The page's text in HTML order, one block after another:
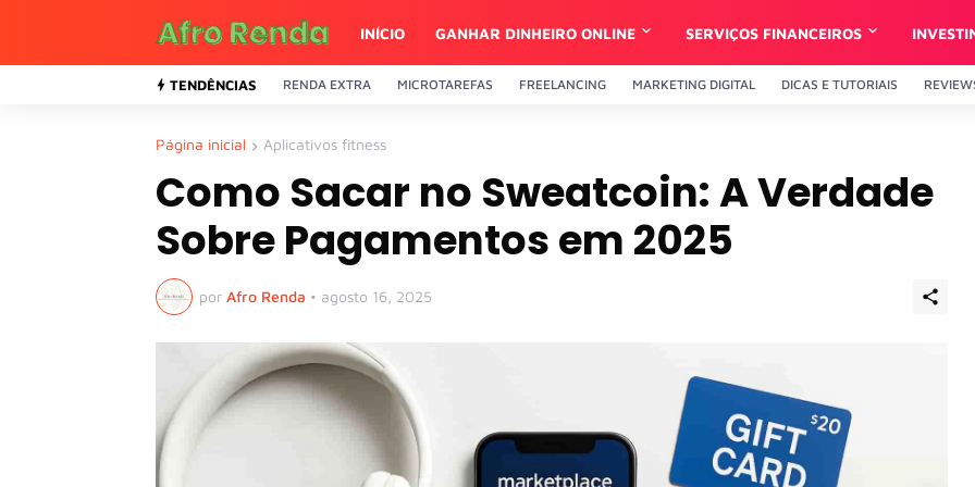
INÍCIO GANHAR DINHEIRO ONLINE SERVIÇOS FINANCEIROS
TENDÊNCIAS RENDA EXTRA MICROTAREFAS FREELANCING MARKETING DIGITAL DICAS E TUTORIAIS
Página inicial Aplicativos fitness
Como Sacar no Sweatcoin: A Verdade
Sobre Pagamentos em 2025
por Afro Renda • agosto 16, 2025